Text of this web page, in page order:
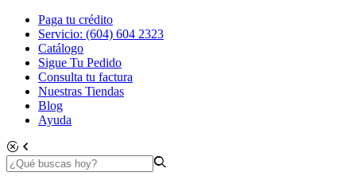
Paga tu crédito
Servicio: (604) 604 2323
Catálogo
Sigue Tu Pedido
Consulta tu factura
Nuestras Tiendas
Blog
Ayuda